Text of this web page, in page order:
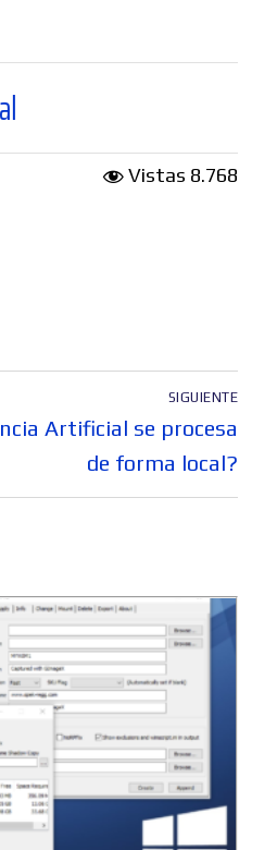
Vistas 8.768
SIGUIENTE
Artificial se procesa
de forma local?